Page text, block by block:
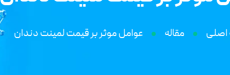
مقاله عوامل موثر بر قيمت لمينت دندان